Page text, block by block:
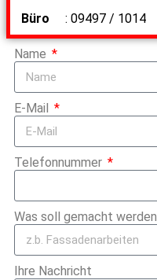
Büro : 09497 / 1014
Name
E-Mail
Telefonnummer
Was soll gemacht werden
Ihre Nachricht